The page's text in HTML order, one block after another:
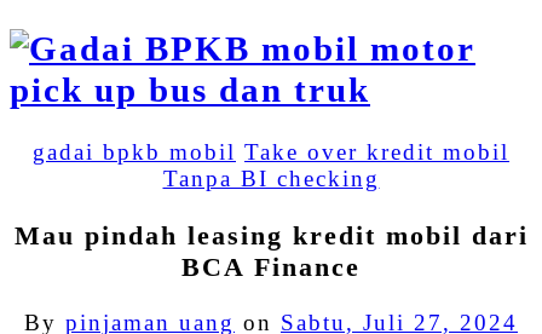
gadai bpkb mobil Take over kredit mobil
Tanpa BI checking
Mau pindah leasing kredit mobil dari
BCA Finance
By pinjaman uang on Sabtu, Juli 27, 2024